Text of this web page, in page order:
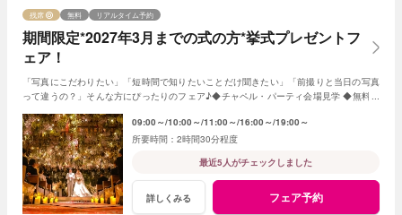
期間限定*2027年3月までの式の方*挙式プレゼントフ
ェア！
残席 無料 リアルタイム予約
「写真にこだわりたい」「短時間で知りたいことだけ聞きたい」「前撮りと当日の写真
って違うの？」そんな方にぴったりのフェア♪◆チャペル・パーティ会場見学 ◆無料フ
09:00～ 10:00～ 11:00～ 16:00～ 19:00～
2時間30分程度
最近5人がチェックしました
詳しくみる フェア予約